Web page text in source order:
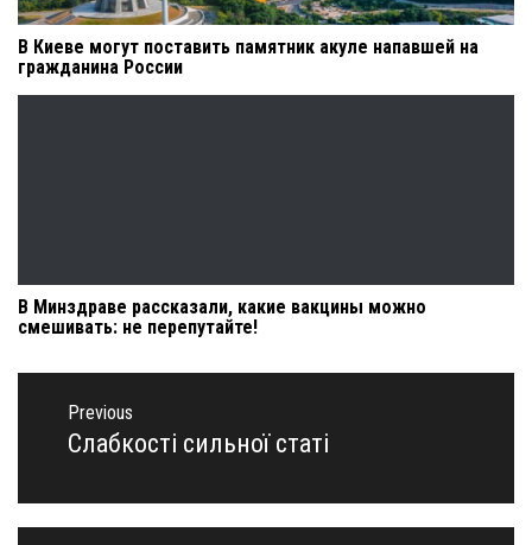
В Киеве могут поставить памятник акуле напавшей на
гражданина России
В Минздраве рассказали, какие вакцины можно
смешивать: не перепутайте!
Навигация
записям
Previous
Previous
Слабкості сильної статі